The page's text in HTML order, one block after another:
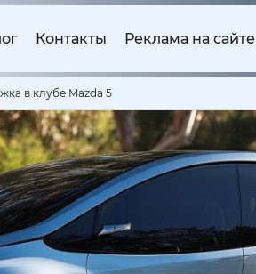
Контакты Реклама на сайте
в клубе Mazda 5